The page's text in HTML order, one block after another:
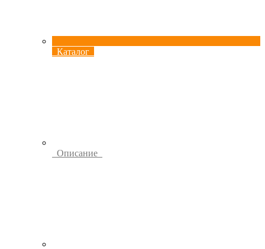
Каталог
Описание